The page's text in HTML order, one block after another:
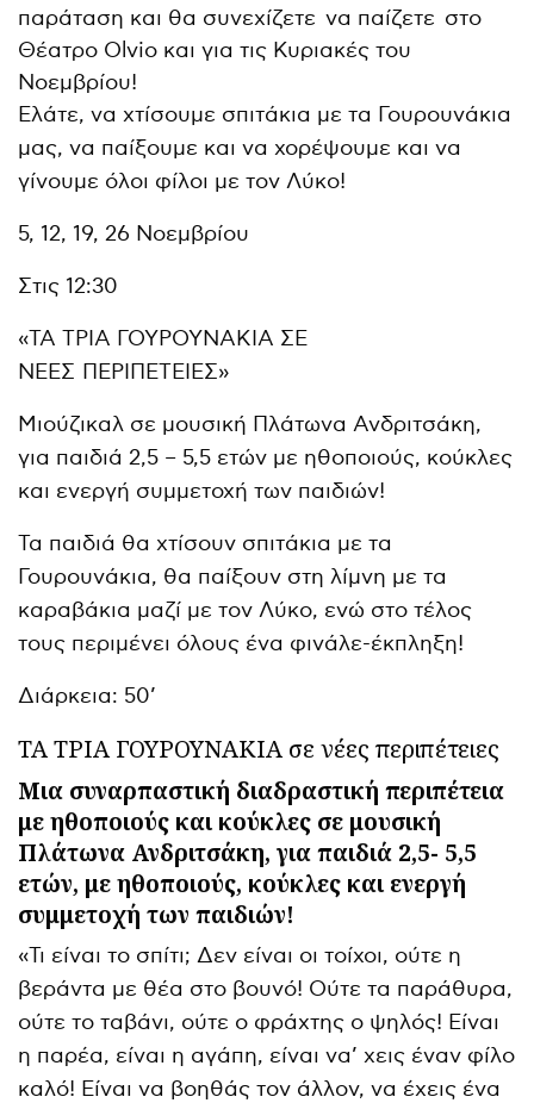
παράταση και θα συνεχίζετε να παίζετε στο
Θέατρο Olvio και για τις Κυριακές του
Νοεμβρίου!
Ελάτε, να χτίσουμε σπιτάκια με τα Γουρουνάκια
μας, να παίξουμε και να χορέψουμε και να
γίνουμε όλοι φίλοι με τον Λύκο!
5, 12, 19, 26 Νοεμβρίου
Στις 12:30
«ΤΑ ΤΡΙΑ ΓΟΥΡΟΥΝΑΚΙΑ ΣΕ
ΝΕΕΣ ΠΕΡΙΠΕΤΕΙΕΣ»
Μιούζικαλ σε μουσική Πλάτωνα Ανδριτσάκη,
για παιδιά 2,5 – 5,5 ετών με ηθοποιούς, κούκλες
και ενεργή συμμετοχή των παιδιών!
Τα παιδιά θα χτίσουν σπιτάκια με τα
Γουρουνάκια, θα παίξουν στη λίμνη με τα
καραβάκια μαζί με τον Λύκο, ενώ στο τέλος
τους περιμένει όλους ένα φινάλε-έκπληξη!
Διάρκεια: 50’
ΤΑ ΤΡΙΑ ΓΟΥΡΟΥΝΑΚΙΑ σε νέες περιπέτειες
Μια συναρπαστική διαδραστική περιπέτεια
με ηθοποιούς και κούκλες σε μουσική
Πλάτωνα Ανδριτσάκη, για παιδιά 2,5- 5,5
ετών, με ηθοποιούς, κούκλες και ενεργή
συμμετοχή των παιδιών!
«Τι είναι το σπίτι; Δεν είναι οι τοίχοι, ούτε η
βεράντα με θέα στο βουνό! Ούτε τα παράθυρα,
ούτε το ταβάνι, ούτε ο φράχτης ο ψηλός! Είναι
η παρέα, είναι η αγάπη, είναι να’ χεις έναν φίλο
καλό! Είναι να βοηθάς τον άλλον, να έχεις ένα